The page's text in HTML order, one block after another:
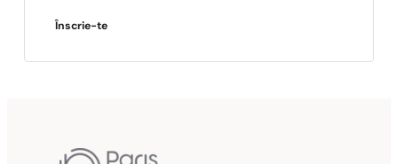
Înscrie-te